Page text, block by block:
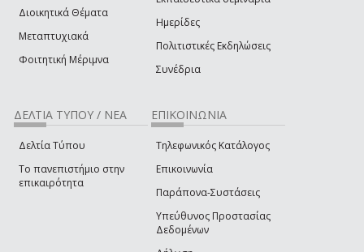
Διοικητικά Θέματα
Μεταπτυχιακά
Φοιτητική Μέριμνα
Ημερίδες
Πολιτιστικές Εκδηλώσεις
Συνέδρια
ΔΕΛΤΙΑ ΤΥΠΟΥ / ΝΕΑ
Δελτία Τύπου
Το πανεπιστήμιο στην
επικαιρότητα
ΕΠΙΚΟΙΝΩΝΙΑ
Τηλεφωνικός Κατάλογος
Επικοινωνία
Παράπονα-Συστάσεις
Υπεύθυνος Προστασίας
Δεδομένων